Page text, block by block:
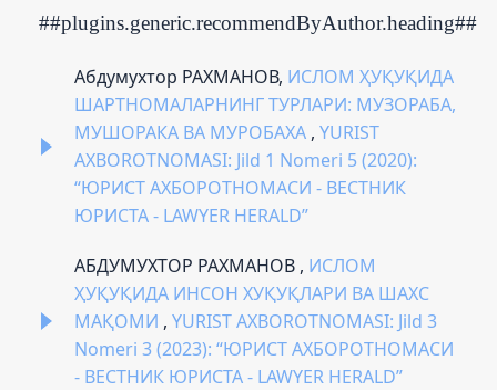
##plugins.generic.recommendByAuthor.heading##
Абдумухтор РАХМАНОВ, ИСЛОМ ҲУҚУҚИДА
ШАРТНОМАЛАРНИНГ ТУРЛАРИ: МУЗОРАБА,
МУШОРАКА ВА МУРОБАХА , YURIST
AXBOROTNOMASI: Jild 1 Nomeri 5 (2020):
“ЮРИСТ АХБОРОТНОМАСИ - ВЕСТНИК
ЮРИСТА - LAWYER HERALD”
АБДУМУХТОР РАХМАНОВ , ИСЛОМ
ҲУҚУҚИДА ИНСОН ХУҚУҚЛАРИ ВА ШАХС
МАҚОМИ , YURIST AXBOROTNOMASI: Jild 3
Nomeri 3 (2023): “ЮРИСТ АХБОРОТНОМАСИ
- ВЕСТНИК ЮРИСТА - LAWYER HERALD”